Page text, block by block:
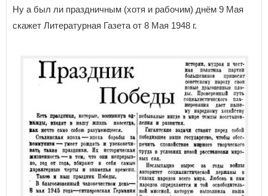
Ну а был ли праздничным (хотя и рабочим) днём 9 Мая
скажет Литературная Газета от 8 Мая 1948 г.